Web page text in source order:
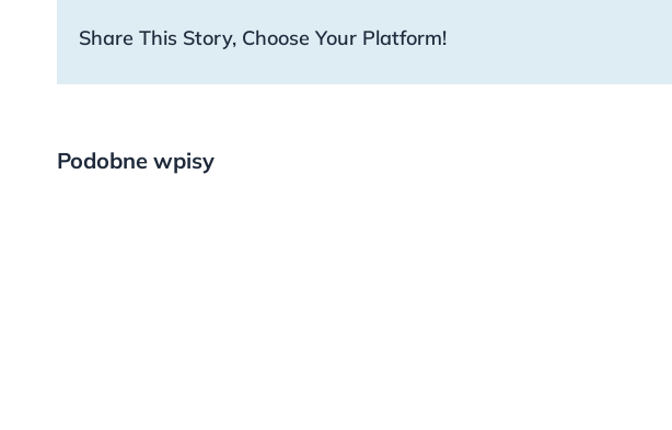
Share This Story, Choose Your Platform!
Podobne wpisy